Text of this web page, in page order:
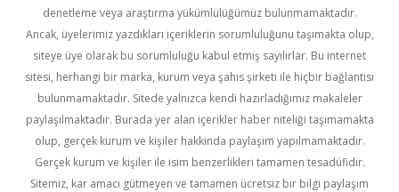
denetleme veya araştırma yükümlülüğümüz bulunmamaktadır.
Ancak, üyelerimiz yazdıkları içeriklerin sorumluluğunu taşımakta olup,
siteye üye olarak bu sorumluluğu kabul etmiş sayılırlar. Bu internet
sitesi, herhangi bir marka, kurum veya şahıs şirketi ile hiçbir bağlantısı
bulunmamaktadır. Sitede yalnızca kendi hazırladığımız makaleler
paylaşılmaktadır. Burada yer alan içerikler haber niteliği taşımamakta
olup, gerçek kurum ve kişiler hakkında paylaşım yapılmamaktadır.
Gerçek kurum ve kişiler ile isim benzerlikleri tamamen tesadüfidir.
Sitemiz, kar amacı gütmeyen ve tamamen ücretsiz bir bilgi paylaşım